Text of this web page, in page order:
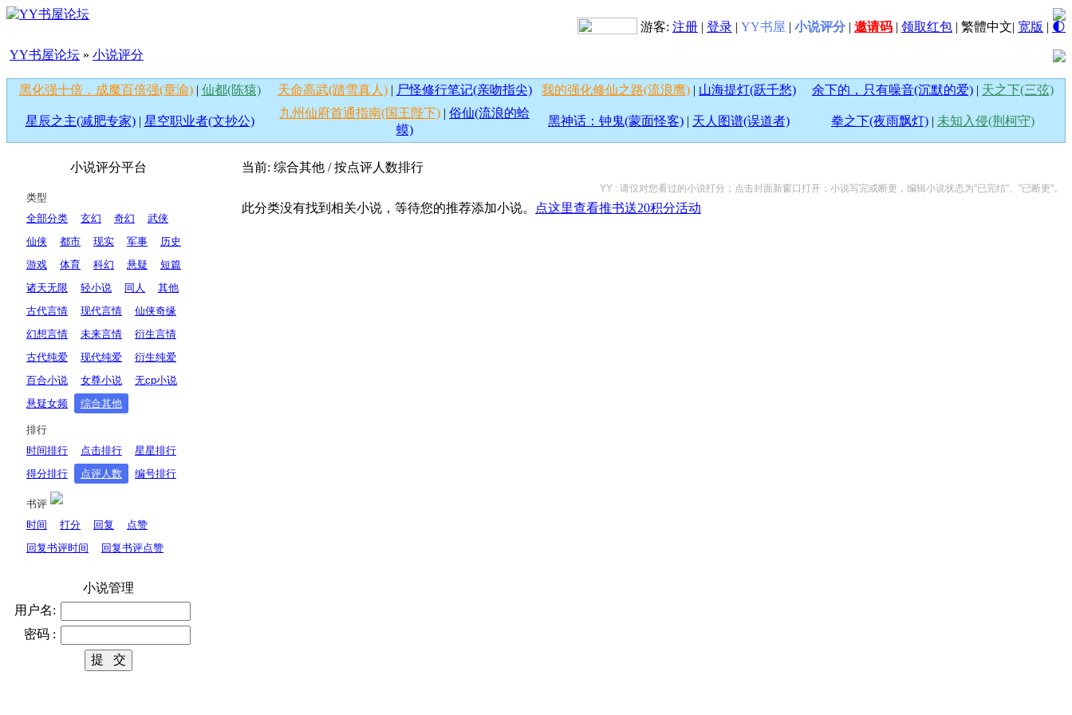
游客: 注册 | 登录 | YY书屋 | 小说评分 | 邀请码 | 领取红包 | 繁體中文| 宽版 | 🌓
YY书屋论坛 » 小说评分
黑化强十倍，成魔百倍强(章渝)| 仙都(陈猿) 天命高武(踏雪真人)| 尸怪修行笔记(亲吻指尖) 我的强化修仙之路(流浪鹰) | 山海提灯(跃千愁) 余下的，只有噪音(沉默的爱) | 天之下(三弦)
星辰之主(减肥专家)| 星空职业者(文抄公)
九州仙府首通指南(国王陛下) | 俗仙(流浪的蛤
蟆)
黑神话：钟鬼(蒙面怪客) | 天人图谱(误道者) 拳之下(夜雨飘灯) | 未知入侵(荆柯守)
小说评分平台
类型
全部分类
玄幻 奇幻
武侠
仙侠
都市 现实 军事
历史
游戏
体育 科幻 悬疑
短篇
诸天无限
轻小说 同人
其他
古代言情
现代言情
仙侠奇缘
幻想言情
未来言情
衍生言情
古代纯爱
现代纯爱
衍生纯爱
百合小说
女尊小说
无cp小说
悬疑女频
综合其他
排行
时间排行
点击排行
星星排行
得分排行
点评人数 编号排行
书评
时间
打分 回复
点赞
回复书评时间
回复书评点赞
小说管理
用户名:
密码 :
当前: 综合其他 / 按点评人数排行
YY : 请仅对您看过的小说打分；点击封面新窗口打开；小说写完或断更，编辑小说状态为"已完结"、"已断更"。
此分类没有找到相关小说，等待您的推荐添加小说。 点这里查看推书送20积分活动